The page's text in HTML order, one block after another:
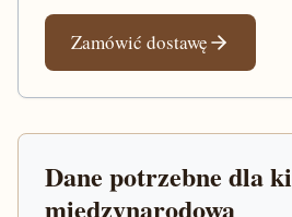
Zamówić dostawę
Dane potrzebne dla
miedzynarodowa